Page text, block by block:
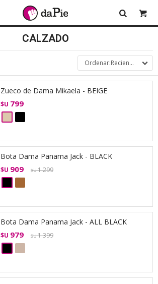
CALZADO
Recientes
Zueco de Dama Mikaela - BEIGE
$U 799
Bota Dama Panama Jack - BLACK
$U 909 $U1.299
Bota Dama Panama Jack - ALL BLACK
$U 979 $U1.399